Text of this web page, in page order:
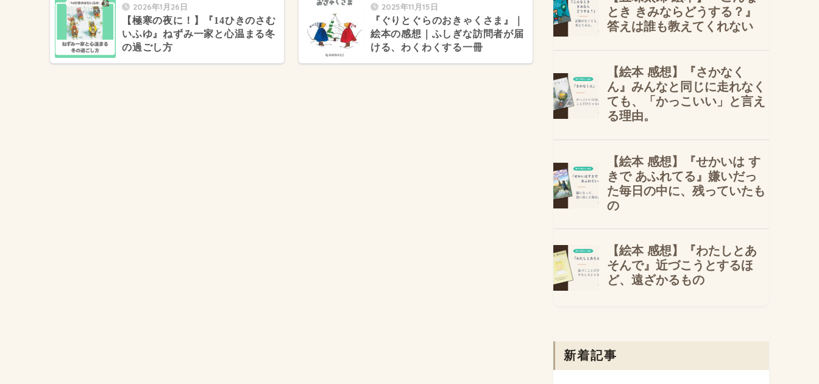
2026年1月26日
【極寒の夜に！】『14ひきのさむ
いふゆ』ねずみ一家と心温まる冬
の過ごし方
2025年11月15日
『ぐりとぐらのおきゃくさま』｜
絵本の感想｜ふしぎな訪問者が届
ける、わくわくする一冊
新着記事